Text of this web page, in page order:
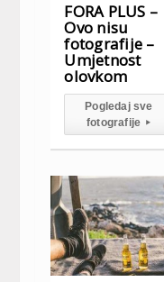
FORA PLUS –
Ovo nisu
fotografije –
Umjetnost
olovkom
Pogledaj sve
fotografije▸